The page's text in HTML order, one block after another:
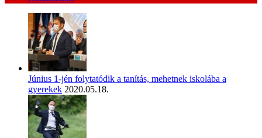
Június 1-jén folytatódik a tanítás, mehetnek iskolába a
gyerekek 2020.05.18.